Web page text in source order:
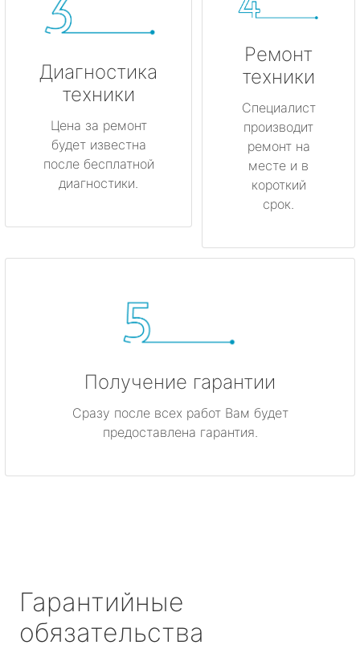
Диагностика
техники
Цена за ремонт
будет известна
после бесплатной
диагностики.
Ремонт
техники
Специалист
производит
ремонт на
месте и в
короткий
срок.
Получение гарантии
Сразу после всех работ Вам будет
предоставлена гарантия.
Гарантийные
обязательства